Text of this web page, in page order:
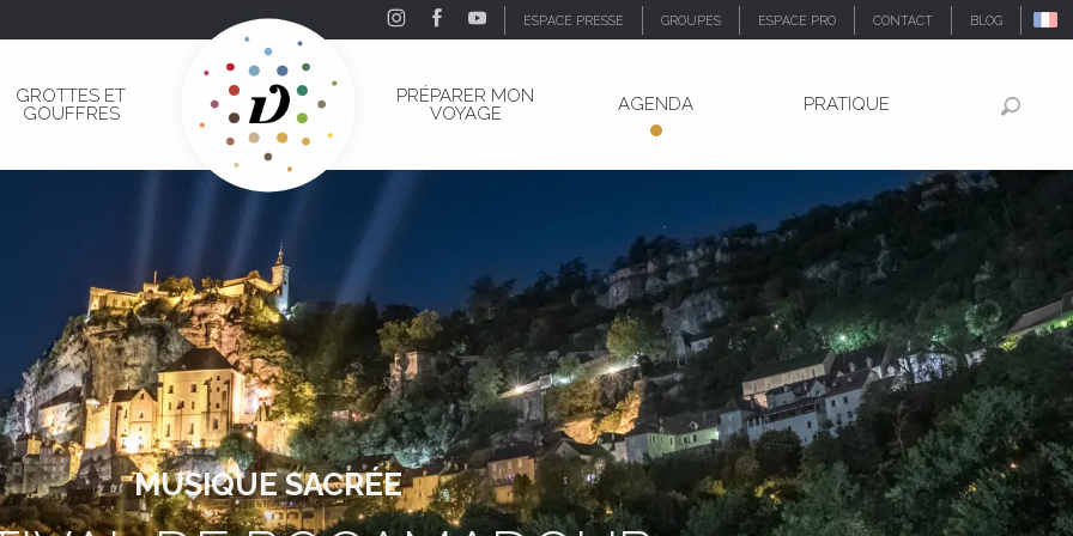
ESPACE PRESSE GROUPES ESPACE PRO CONTACT BLOG
GROTTES ET
GOUFFRES
PRÉPARER MON
VOYAGE
AGENDA PRATIQUE
MUSIQUE SACRÉE